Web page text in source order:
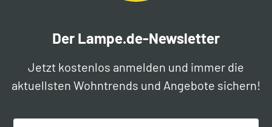
Der Lampe.de-Newsletter
Jetzt kostenlos anmelden und immer die
aktuellsten Wohntrends und Angebote sichern!